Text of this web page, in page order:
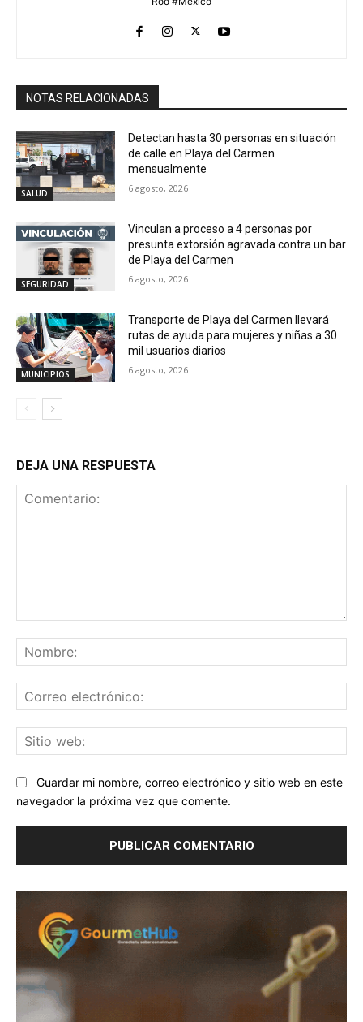
NOTAS RELACIONADAS
SALUD
Detectan hasta 30 personas en situación
de calle en Playa del Carmen
mensualmente
6 agosto, 2026
SEGURIDAD
Vinculan a proceso a 4 personas por
presunta extorsión agravada contra un bar
de Playa del Carmen
6 agosto, 2026
MUNICIPIOS
Transporte de Playa del Carmen llevará
rutas de ayuda para mujeres y niñas a 30
mil usuarios diarios
6 agosto, 2026
DEJA UNA RESPUESTA
Guardar mi nombre, correo electrónico y sitio web en este
navegador la próxima vez que comente.